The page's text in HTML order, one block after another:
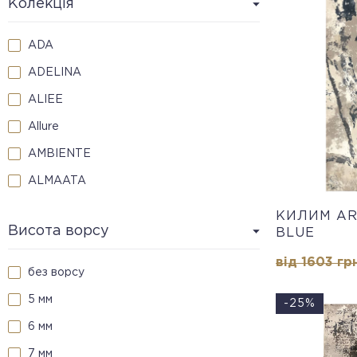
хакі
жовтий
помаранчевий
Колекція
ADA
ADELINA
ALIEE
Allure
AMBIENTE
ALMAATA
ARLES
Висота ворсу
без ворсу
5 мм
6 мм
7 мм
КИЛИМ
BLUE
від 1603
-25%